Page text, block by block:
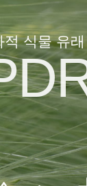
식물 유